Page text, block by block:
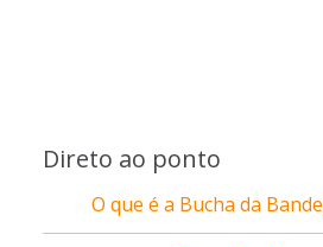
Direto ao ponto
O que é a Bucha da